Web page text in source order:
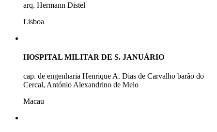
arq. Hermann Distel
Lisboa
HOSPITAL MILITAR DE S. JANUÁRIO
cap. de engenharia Henrique A. Dias de Carvalho barão do
Cercal, António Alexandrino de Melo
Macau